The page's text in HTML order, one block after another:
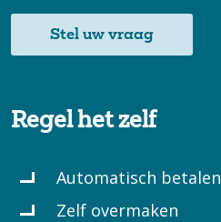
Stel uw vraag
Regel het zelf
Automatisch betalen
Zelf overmaken